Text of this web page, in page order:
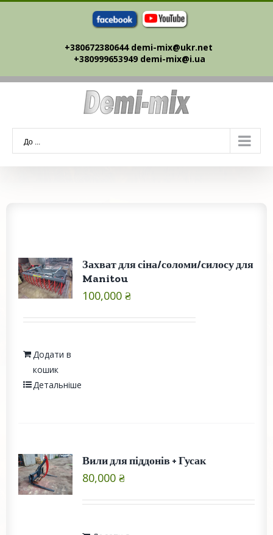
+380672380644 demi-mix@ukr.net ‎
+380999653949 demi-mix@i.ua
До ...
Захват для сіна/соломи/силосу для
Manitou
100,000 ₴
Додати в
кошик
Детальніше
Вили для піддонів + Гусак
80,000 ₴